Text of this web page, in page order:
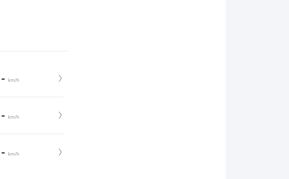
- km/h
- km/h
- km/h